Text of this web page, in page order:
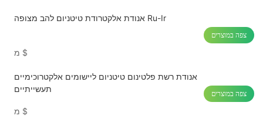
אנודת אלקטרודת טיטניום להב מצופה Ru-Ir
$
צפה במוצרים
אנודת רשת פלטינום טיטניום ליישומים אלקטרוכימיים
תעשייתיים
$
צפה במוצרים